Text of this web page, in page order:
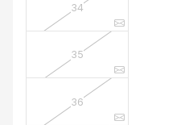
34
35
36